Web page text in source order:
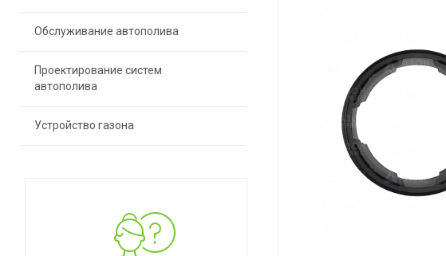
Обслуживание автополива
Проектирование систем
автополива
Устройство газона